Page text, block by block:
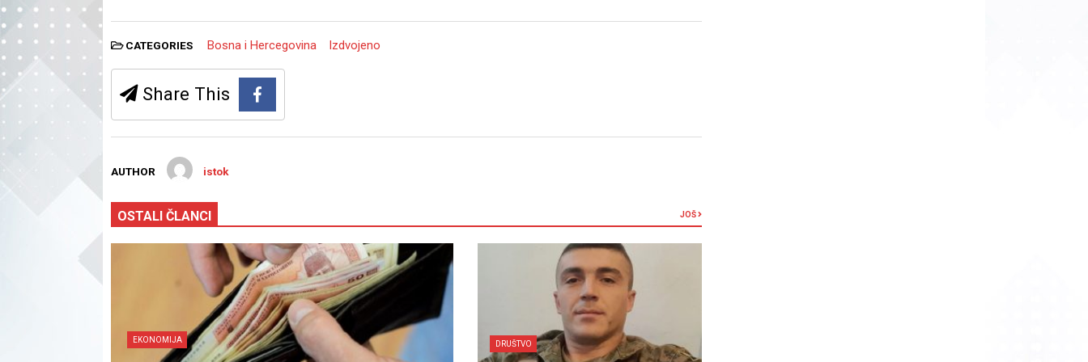
CATEGORIES Bosna i Hercegovina Izdvojeno
Share This
AUTHOR istok
OSTALI ČLANCI JOŠ
EKONOMIJA DRUŠTVO